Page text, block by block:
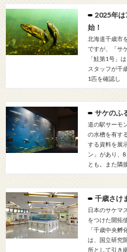
2025年は
始！
北海道千歳市
ですが、「サ
「鮭第1号」
スタッフが千
1匹を確認し
サケのふ
道の駅サーモ
の水槽を有す
する資料を展
ン」があり、
とも。また隣
千歳さけ
日本のサケマ
をつけた開拓
「千歳中央
は、国立研究
所として引き